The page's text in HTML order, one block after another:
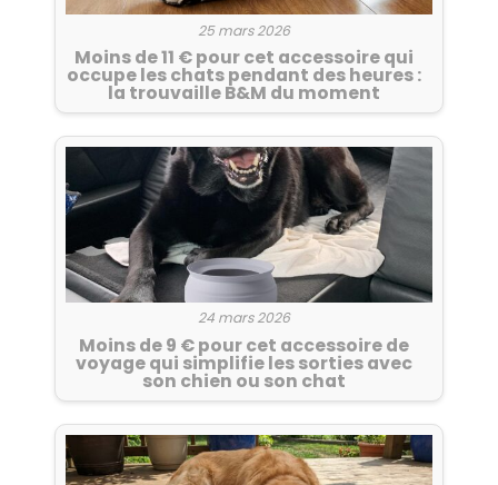
25 mars 2026
Moins de 11 € pour cet accessoire qui
occupe les chats pendant des heures :
la trouvaille B&M du moment
24 mars 2026
Moins de 9 € pour cet accessoire de
voyage qui simplifie les sorties avec
son chien ou son chat